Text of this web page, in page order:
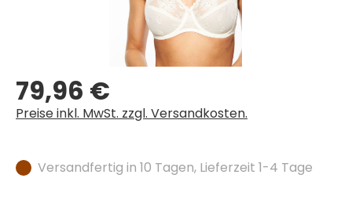
Regulärer Preis:
79,96 €
Preise inkl. MwSt. zzgl. Versandkosten.
Versandfertig in 10 Tagen, Lieferzeit 1-4 Tage